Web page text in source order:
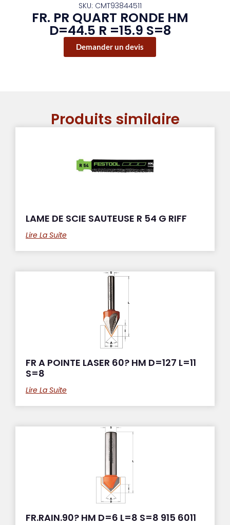
SKU: CMT93844511
FR. PR QUART RONDE HM
D=44.5 R =15.9 S=8
Demander un devis
Produits similaire
LAME DE SCIE SAUTEUSE R 54 G RIFF
Lire La Suite
FR A POINTE LASER 60? HM D=127 L=11
S=8
Lire La Suite
FR.RAIN.90? HM D=6 L=8 S=8 915 6011